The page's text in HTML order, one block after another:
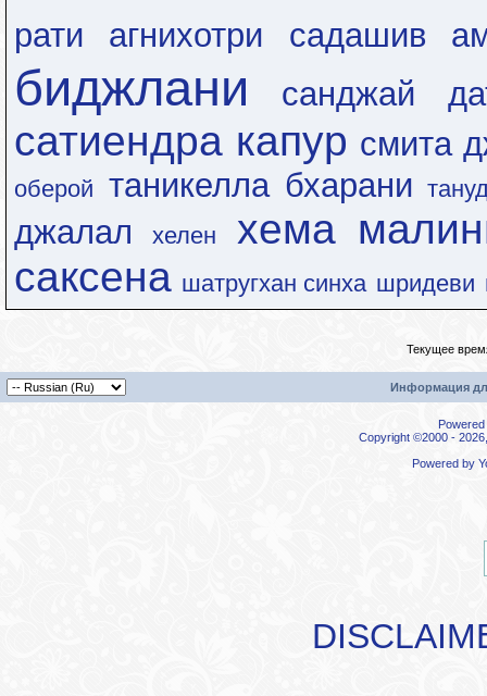
рати агнихотри
садашив
биджлани санджай
сатиендра капур смита
оберой таникелла бхарани
джалал хелен
хема
саксена шатругхан синха шридеви
Текущее
Информация
Copyright ©2000 -
Powered by